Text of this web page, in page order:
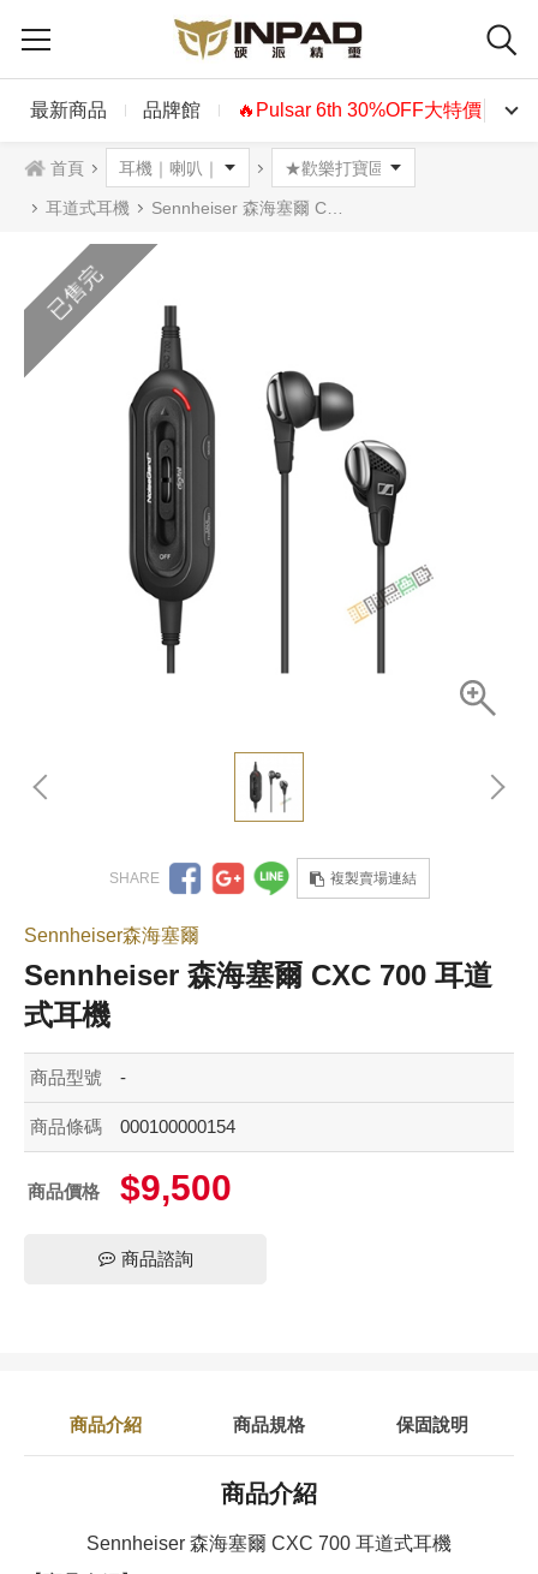
最新商品 品牌館 🔥Pulsar 6th 30%OFF大特價🔥
首頁
耳道式耳機 Sennheiser 森海塞爾 CXC 700 耳道式耳機
已售完
複製賣場連結
Sennheiser森海塞爾
Sennheiser 森海塞爾 CXC 700 耳道
式耳機
商品型號 -
商品條碼 000100000154
商品價格 $9,500
商品諮詢
商品介紹 商品規格 保固說明
商品介紹
Sennheiser 森海塞爾 CXC 700 耳道式耳機